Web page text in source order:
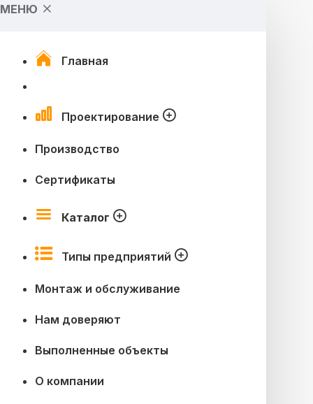
МЕНЮ
Главная
Проектирование
Производство
Сертификаты
Каталог
Типы предприятий
Монтаж и обслуживание
Нам доверяют
Выполненные объекты
О компании